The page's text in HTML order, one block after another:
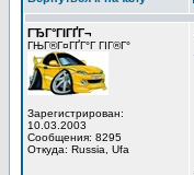
ГЂГ°ГІГҐГ¬
ГЊГ®Г¤ГҐГ°Г ГІГ®Г°
Зарегистрирован:
10.03.2003
Сообщения: 8295
Откуда: Russia, Ufa